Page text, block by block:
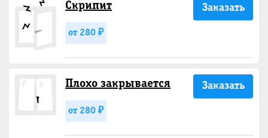
Скрипит
от 280 ₽
Заказать
Плохо закрывается
от 280 ₽
Заказать